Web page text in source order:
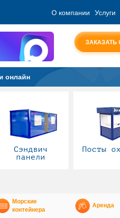
О компании Услуги
онлайн
Сэндвич
панели
Посты
Морские
контейнера
Аренда